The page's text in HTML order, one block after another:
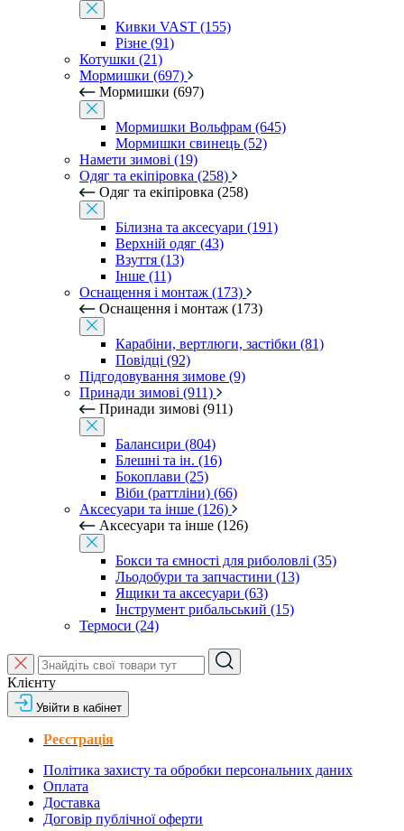
Кивки VAST (155)
Різне (91)
Котушки (21)
Мормишки (697)
Мормишки (697)
Мормишки Вольфрам (645)
Мормишки свинець (52)
Намети зимові (19)
Одяг та екіпіровка (258)
Одяг та екіпіровка (258)
Білизна та аксесуари (191)
Верхній одяг (43)
Взуття (13)
Інше (11)
Оснащення і монтаж (173)
Оснащення і монтаж (173)
Карабіни, вертлюги, застібки (81)
Повідці (92)
Підгодовування зимове (9)
Принади зимові (911)
Принади зимові (911)
Балансири (804)
Блешні та ін. (16)
Бокоплави (25)
Віби (раттліни) (66)
Аксесуари та інше (126)
Аксесуари та інше (126)
Бокси та ємності для риболовлі (35)
Льодобури та запчастини (13)
Ящики та аксесуари (63)
Інструмент рибальський (15)
Термоси (24)
Клієнту
Увійти в кабінет
Реєстрація
Політика захисту та обробки персональних даних
Оплата
Доставка
Договір публічної оферти